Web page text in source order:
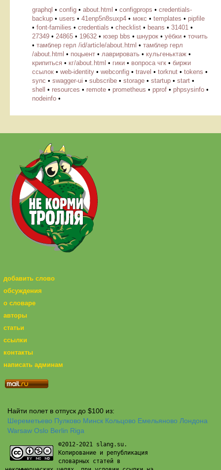
graphql • config • about.html • configprops • credentials-
backup • users • 41enp5n8suxp4 • мокс • templates • pipfile
• font-families • credentials • checklist • beans • 31401 •
27349 • 24865 • 19632 • юзер bbs • шнурок • уёбки • точить
• тамблер герл /id/article/about.html • тамблер герл
/about.html • поцыент • лаврировать • кульгеньктаж •
крипиться • кг/about.html • гики • вопроса чгк • биржи
ссылок • web-identity • webconfig • travel • torknut • tokens •
sync • swagger-ui • subscribe • storage • startup • start •
shell
• resources • remote • prometheus • pprof • phpsysinfo •
nodeinfo •
добавить слово
обсуждения
о словаре
авторы
статьи
ссылки
контакты
написать админам
Найти полет в отпуск до $100 из:
Шереметьево Пулково Минск Кольцово Емельяново Лондона
Warsaw Oslo Berlin Riga
©2012-2021 slang.su.
Копирование и републикация
словарных статей в